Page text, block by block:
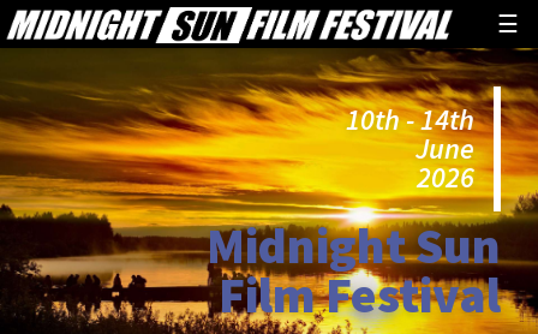
☰
10th - 14th
June
2026
Midnight Sun
Film Festival